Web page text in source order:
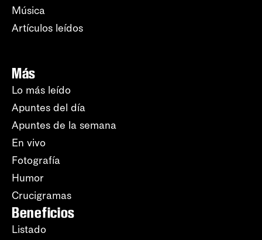
Música
Artículos leídos
Más
Lo más leído
Apuntes del día
Apuntes de la semana
En vivo
Fotografía
Humor
Crucigramas
Beneficios
Listado